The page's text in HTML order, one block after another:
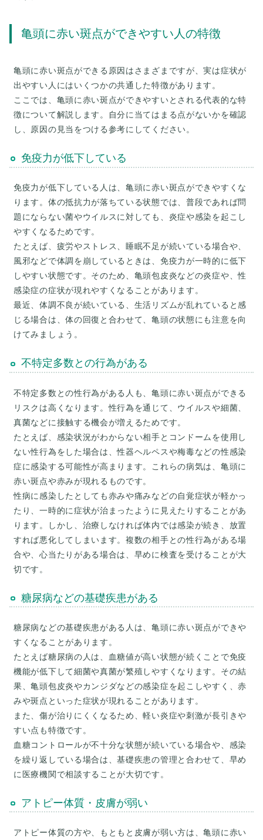
亀頭に赤い斑点ができやすい人の特徴
亀頭に赤い斑点ができる原因はさまざまですが、実は症状が
出やすい人にはいくつかの共通した特徴があります。
ここでは、亀頭に赤い斑点ができやすいとされる代表的な特
徴について解説します。自分に当てはまる点がないかを確認
し、原因の見当をつける参考にしてください。
免疫力が低下している
免疫力が低下している人は、亀頭に赤い斑点ができやすくな
ります。体の抵抗力が落ちている状態では、普段であれば問
題にならない菌やウイルスに対しても、炎症や感染を起こし
やすくなるためです。
たとえば、疲労やストレス、睡眠不足が続いている場合や、
風邪などで体調を崩しているときは、免疫力が一時的に低下
しやすい状態です。そのため、亀頭包皮炎などの炎症や、性
感染症の症状が現れやすくなることがあります。
最近、体調不良が続いている、生活リズムが乱れていると感
じる場合は、体の回復と合わせて、亀頭の状態にも注意を向
けてみましょう。
不特定多数との行為がある
不特定多数との性行為がある人も、亀頭に赤い斑点ができる
リスクは高くなります。性行為を通じて、ウイルスや細菌、
真菌などに接触する機会が増えるためです。
たとえば、感染状況がわからない相手とコンドームを使用し
ない性行為をした場合は、性器ヘルペスや梅毒などの性感染
症に感染する可能性が高まります。これらの病気は、亀頭に
赤い斑点や赤みが現れるものです。
性病に感染したとしても赤みや痛みなどの自覚症状が軽かっ
たり、一時的に症状が治まったように見えたりすることがあ
ります。しかし、治療しなければ体内では感染が続き、放置
すれば悪化してしまいます。複数の相手との性行為がある場
合や、心当たりがある場合は、早めに検査を受けることが大
切です。
糖尿病などの基礎疾患がある
糖尿病などの基礎疾患がある人は、亀頭に赤い斑点ができや
すくなることがあります。
たとえば糖尿病の人は、血糖値が高い状態が続くことで免疫
機能が低下して細菌や真菌が繁殖しやすくなります。その結
果、亀頭包皮炎やカンジダなどの感染症を起こしやすく、赤
みや斑点といった症状が現れることがあります。
また、傷が治りにくくなるため、軽い炎症や刺激が長引きや
すい点も特徴です。
血糖コントロールが不十分な状態が続いている場合や、感染
を繰り返している場合は、基礎疾患の管理と合わせて、早め
に医療機関で相談することが大切です。
アトピー体質・皮膚が弱い
アトピー体質の方や、もともと皮膚が弱い方は、亀頭に赤い